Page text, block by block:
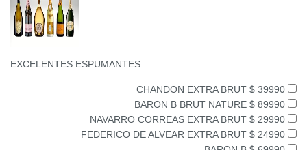
EXCELENTES ESPUMANTES
CHANDON EXTRA BRUT $ 39990
BARON B BRUT NATURE $ 89990
NAVARRO CORREAS EXTRA BRUT $ 29990
FEDERICO DE ALVEAR EXTRA BRUT $ 24990